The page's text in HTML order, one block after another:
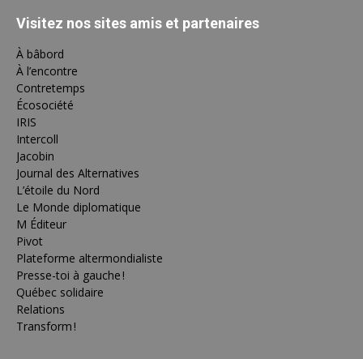
Visitez nos sites amis et partenaires
À bâbord
À l’encontre
Contretemps
Écosociété
IRIS
Intercoll
Jacobin
Journal des Alternatives
L’étoile du Nord
Le Monde diplomatique
M Éditeur
Pivot
Plateforme altermondialiste
Presse-toi à gauche !
Québec solidaire
Relations
Transform !